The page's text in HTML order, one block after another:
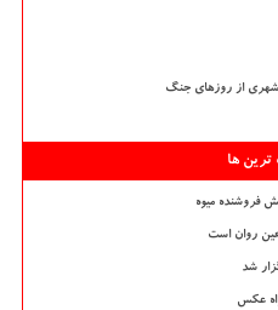
از روزهای جنگ
ها
روان است
شد
عکس